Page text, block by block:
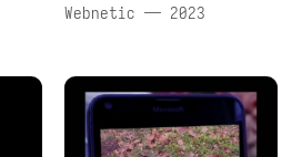
Webnetic — 2023